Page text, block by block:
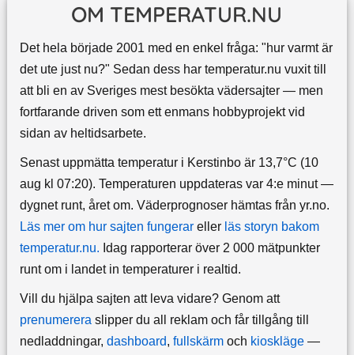
OM TEMPERATUR.NU
Det hela började 2001 med en enkel fråga: "hur varmt är
det ute just nu?" Sedan dess har temperatur.nu vuxit till
att bli en av Sveriges mest besökta vädersajter — men
fortfarande driven som ett enmans hobbyprojekt vid
sidan av heltidsarbete.
Senast uppmätta temperatur i Kerstinbo är 13,7°C (10
aug kl 07:20). Temperaturen uppdateras var 4:e minut —
dygnet runt, året om. Väderprognoser hämtas från yr.no.
Läs mer om hur sajten fungerareller läs storyn bakom
temperatur.nu. Idag rapporterar över 2 000 mätpunkter
runt om i landet in temperaturer i realtid.
Vill du hjälpa sajten att leva vidare? Genom att
prenumereraslipper du all reklam och får tillgång till
nedladdningar, dashboard, fullskärmoch kioskläge—